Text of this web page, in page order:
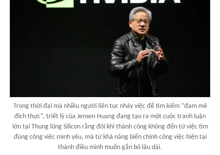
Trong thời đại mà nhiều người liên tục nhảy việc để tìm kiếm “đam mê
đích thực”, triết lý của Jensen Huang đang tạo ra một cuộc tranh luận
lớn tại Thung lũng Silicon rằng đôi khi thành công không đến từ việc tìm
đúng công việc mình yêu, mà từ khả năng biến chính công việc hiện tại
thành điều mình muốn gắn bó lâu dài.